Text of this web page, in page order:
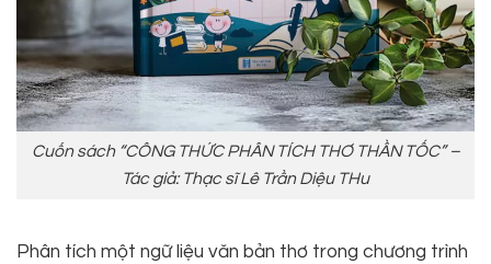
Cuốn sách “CÔNG THỨC PHÂN TÍCH THƠ THẦN TỐC” –
Tác giả: Thạc sĩ Lê Trần Diệu THu
Phân tích một ngữ liệu văn bản thơ trong chương trình